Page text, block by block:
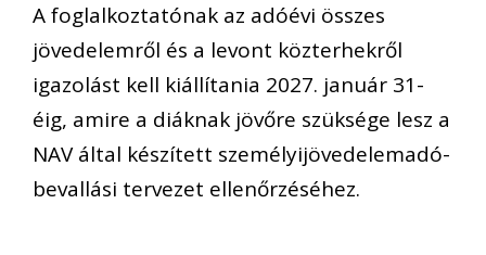
A foglalkoztatónak az adóévi összes
jövedelemről és a levont közterhekről
igazolást kell kiállítania 2027. január 31-
éig, amire a diáknak jövőre szüksége lesz a
NAV által készített személyijövedelemadó-
bevallási tervezet ellenőrzéséhez.